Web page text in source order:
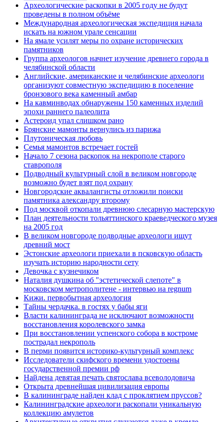
Археологические раскопки в 2005 году не будут
проведены в полном объёме
Международная археологическая экспедиция начала
искать на южном урале сенсации
На ямале усилят меры по охране исторических
памятников
Группа археологов начнет изучение древнего города в
челябинской области
Английские, американские и челябинские археологи
организуют совместную экспедицию в поселение
бронзового века каменный амбар
На кавминводах обнаружены 150 каменных изделий
эпохи раннего палеолита
Астероид упал слишком рано
Брянские мамонты вернулись из парижа
Плутоническая любовь
Семья мамонтов встречает гостей
Начало 7 сезона раскопок на некрополе старого
ставрополя
Подводный культурный слой в великом новгороде
возможно будет взят под охрану
Новгородские аквалангисты отложили поиски
памятника александру второму
Под москвой откопали древнюю слесарную мастерскую
План деятельности тольяттинского краеведческого музея
на 2005 год
В великом новгороде подводные археологи ищут
древний мост
Эстонские археологи приехали в псковскую область
изучать историю народности сету
Девочка с кузнечиком
Наталия душкина об "эстетической слепоте" в
московском метрополитене - интервью иа regnum
Кижи. первобытная археология
Тайны чердачка. в гостях у бабы яги
Власти калининграда не исключают возможности
восстановления королевского замка
При восстановлении успенского собора в костроме
пострадал некрополь
В перми появится историко-культурный комплекс
Исследователи скифского времени удостоены
государственной премии рф
Найдена девятая печать святослава всеволодовича
Открыта древнейшая цивилизация европы
В калининграде найден клад с проклятием пруссов?
Калининградские археологи раскопали уникальную
коллекцию амулетов